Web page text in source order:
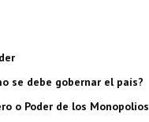
se debe gobernar el país?
o Poder de los Monopolios